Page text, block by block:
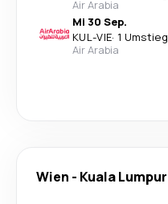
Air Arabia
Mi 30 Sep.
KUL-VIE· 1 Umstieg
Air Arabia
Wien - Kuala Lumpur